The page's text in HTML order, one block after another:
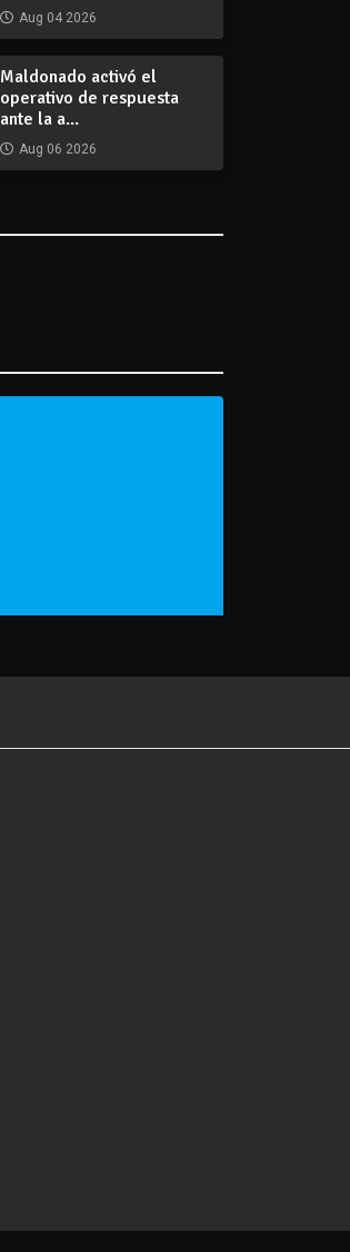
Aug 04 2026
Maldonado activó el
operativo de respuesta
ante la a...
Aug 06 2026